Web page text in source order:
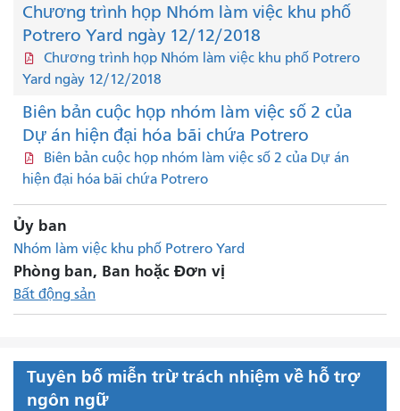
Chương trình họp Nhóm làm việc khu phố
Potrero Yard ngày 12/12/2018
Chương trình họp Nhóm làm việc khu phố Potrero
Yard ngày 12/12/2018
Biên bản cuộc họp nhóm làm việc số 2 của
Dự án hiện đại hóa bãi chứa Potrero
Biên bản cuộc họp nhóm làm việc số 2 của Dự án
hiện đại hóa bãi chứa Potrero
Ủy ban
Nhóm làm việc khu phố Potrero Yard
Phòng ban, Ban hoặc Đơn vị
Bất động sản
Tuyên bố miễn trừ trách nhiệm về hỗ trợ
ngôn ngữ